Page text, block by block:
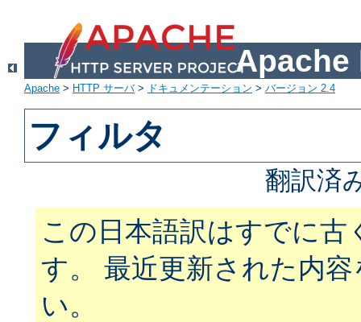
Apache
Apache > HTTP サーバ> ドキュメンテーション > バージョン 2.4
フィルタ
翻訳済
この日本語訳はすでに
す。 最近更新された内
い。